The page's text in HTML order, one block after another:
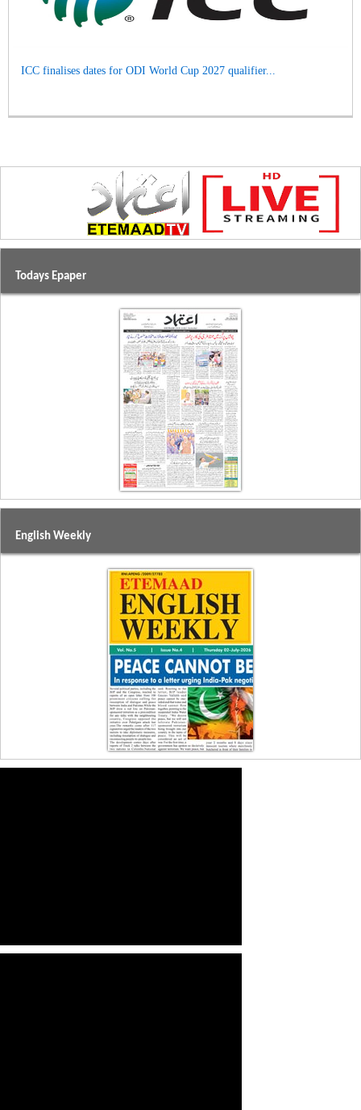
ICC finalises dates for ODI World Cup 2027 qualifier...
Todays Epaper
English Weekly